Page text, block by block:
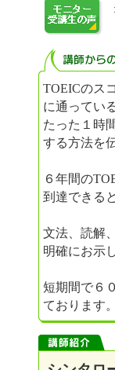
TOEICのス
に通ってい
たった１時
する方法を
６年間の
到達できる
文法、読解
明確にお示
短期間で６
ております